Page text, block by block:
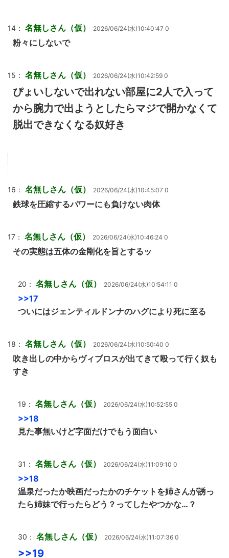
14： 名無しさん（仮） 2026/06/24(水)10:40:47 0
粉々にしないで
15： 名無しさん（仮） 2026/06/24(水)10:42:59 0
ぴょいしないで出れない部屋に2人で入って
から腕力で出ようとしたらマジで開かなくて
脱出できなくなる奴好き
16： 名無しさん（仮） 2026/06/24(水)10:45:07 0
鉄球を圧縮するパワーにも負けない肉体
17： 名無しさん（仮） 2026/06/24(水)10:46:24 0
その実態は五体の金剛化を旨とするッ
20： 名無しさん（仮） 2026/06/24(水)10:54:11 0
>>17
ついにはジェンティルドンナのハグにより死に至る
18： 名無しさん（仮） 2026/06/24(水)10:50:40 0
吹き出しの中からヴィブロスが出てきて殴って行く奴も
すき
19： 名無しさん（仮） 2026/06/24(水)10:52:55 0
>>18
見た事無いけど字面だけでもう面白い
31： 名無しさん（仮） 2026/06/24(水)11:09:10 0
>>18
温泉だったか映画だったかのチケットを姉さんが誘っ
たら姉妹で行ったらどう？ってしたやつかな…？
30： 名無しさん（仮） 2026/06/24(水)11:07:36 0
>>19